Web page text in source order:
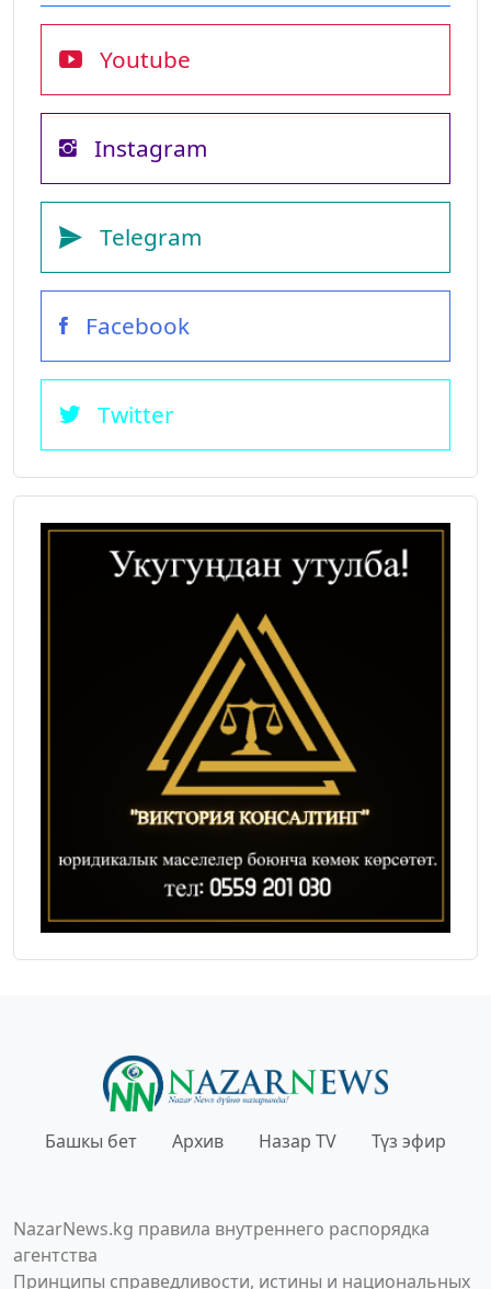
Youtube
Instagram
Telegram
Facebook
Twitter
Башкы бет Архив Назар TV Түз эфир
NazarNews.kg правила внутреннего распорядка
агентства
Принципы справедливости, истины и национальных